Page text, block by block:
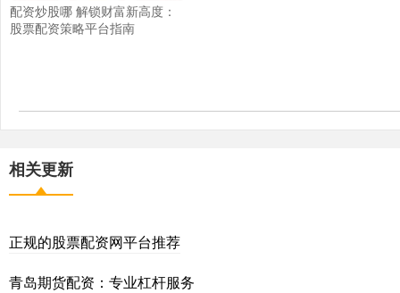
配资炒股哪 解锁财富新高度：
股票配资策略平台指南
相关更新
正规的股票配资网平台推荐
青岛期货配资：专业杠杆服务